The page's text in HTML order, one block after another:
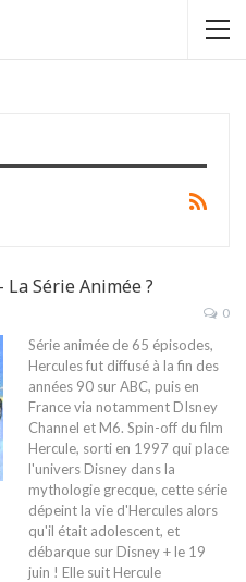
Série Animée ?
0
Série animée de 65 épisodes,
Hercules fut diffusé à la fin des
années 90 sur ABC, puis en
France via notamment DIsney
Channel et M6. Spin-off du film
Hercule, sorti en 1997 qui place
l'univers Disney dans la
mythologie grecque, cette série
dépeint la vie d'Hercules alors
qu'il était adolescent, et
débarque sur Disney + le 19
juin ! Elle suit Hercule